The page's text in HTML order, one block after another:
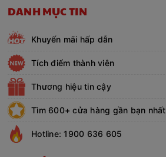
DANH MỤC TIN
Khuyến mãi hấp dẫn
Tích điểm thành viên
Thương hiệu tin cậy
Tìm 600+ cửa hàng gần bạn nhất
Hotline: 1900 636 605